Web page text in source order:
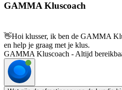
GAMMA Kluscoach
👋Hoi klusser, ik ben de GAMMA
en help je graag met je klus.
GAMMA Kluscoach - Altijd